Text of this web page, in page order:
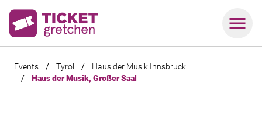
Events / Tyrol /
Haus der Musik Innsbruck
/
Haus der Musik, Großer Saal